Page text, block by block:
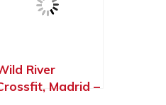
River
Madrid –